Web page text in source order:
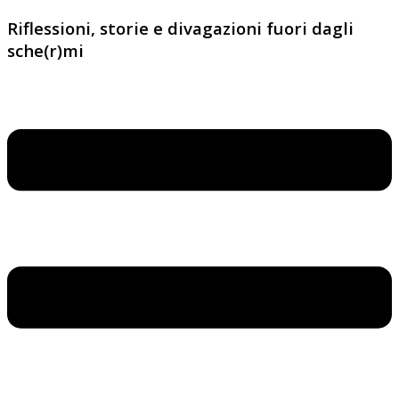
Riflessioni, storie e divagazioni fuori dagli
sche(r)mi